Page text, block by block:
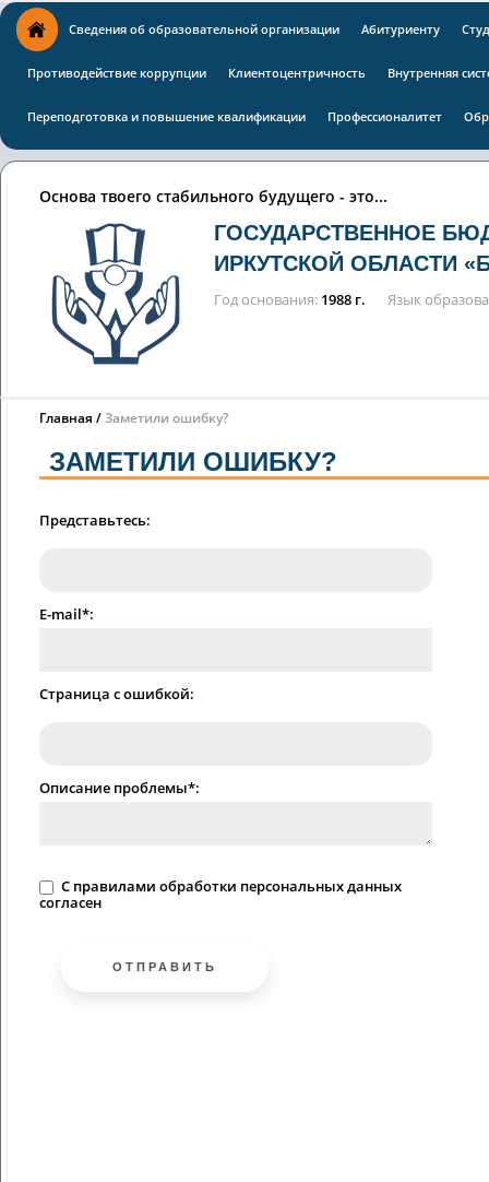
Сведения об образовательной организации Абитуриенту
Противодействие коррупции Клиентоцентричность Внутренняя
Переподготовка и повышение квалификации Профессионалитет
Основа твоего стабильного будущего - это...
ГОСУДАРСТВЕННОЕ
ИРКУТСКОЙ ОБЛАСТИ
Год основания 1988 г. Язык
Главная Заметили ошибку?
ЗАМЕТИЛИ ОШИБКУ?
Представьтесь:
E-mail*:
Страница с ошибкой:
Описание проблемы*:
C правилами обработки персональных данных
согласен
ОТПРАВИТЬ